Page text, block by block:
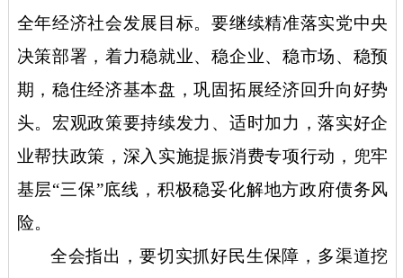
全年经济社会发展目标。要继续精准落实党中央
决策部署，着力稳就业、稳企业、稳市场、稳预
期，稳住经济基本盘，巩固拓展经济回升向好势
头。宏观政策要持续发力、适时加力，落实好企
业帮扶政策，深入实施提振消费专项行动，兜牢
基层“三保”底线，积极稳妥化解地方政府债务风
险。
全会指出，要切实抓好民生保障，多渠道挖